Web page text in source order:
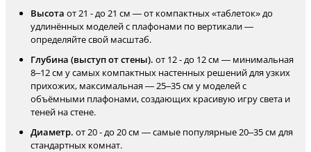
Высота от 21 - до 21 см — от компактных «таблеток» до
удлинённых моделей с плафонами по вертикали —
определяйте свой масштаб.
Глубина (выступ от стены). от 12 - до 12 см — минимальная
8–12 см у самых компактных настенных решений для узких
прихожих, максимальная — 25–35 см у моделей с
объёмными плафонами, создающих красивую игру света и
теней на стене.
Диаметр. от 20 - до 20 см — самые популярные 20–35 см для
стандартных комнат.